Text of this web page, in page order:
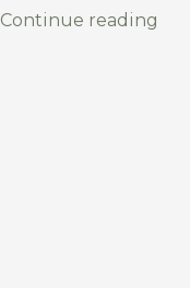
Continue reading